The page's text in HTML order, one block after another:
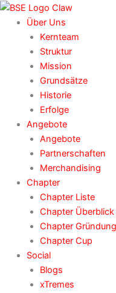
Zum
Inhalt
springen
Über Uns
Kernteam
Struktur
Mission
Grundsätze
Historie
Erfolge
Angebote
Angebote
Partnerschaften
Merchandising
Chapter
Chapter Liste
Chapter Überblick
Chapter Gründung
Chapter Cup
Social
Blogs
xTremes